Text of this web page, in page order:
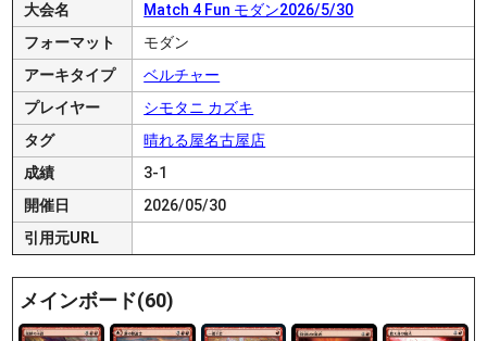
大会名
Match 4 Fun モダン2026/5/30
フォーマット
モダン
アーキタイプ
ベルチャー
プレイヤー
シモタニ カズキ
タグ
晴れる屋名古屋店
成績
3-1
開催日
2026/05/30
引用元URL
メインボード(60)